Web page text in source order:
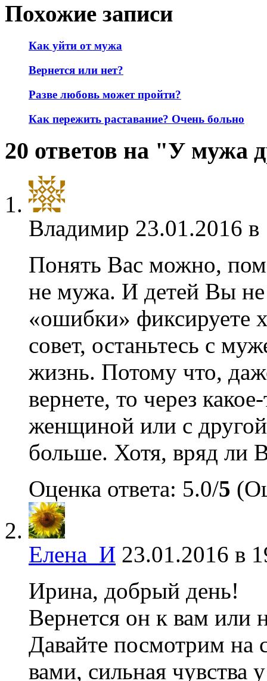
Похожие записи
Как уйти от мужа
Вернется или нет?
Разве любовь может пройти?
Как пережить раставание? Очень больно
20 ответов на "У мужа
Владимир 23.01.2016
Понять Вас можно,
не мужа. И детей Вы
«ошибки»
совет, останьтесь с
жизнь. Потому что,
вернете, то через
женщиной или с
больше. Хотя, вряд ли
Оценка ответа: 5.0/5
Елена_И 23.01.2016 в
Ирина, добрый день!
Вернется он к вам или
Давайте посмотрим на
вами, сильная чувства